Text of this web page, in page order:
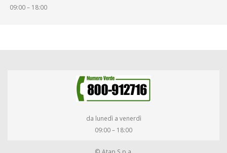
09:00 – 18:00
da lunedì a venerdì
09:00 – 18:00